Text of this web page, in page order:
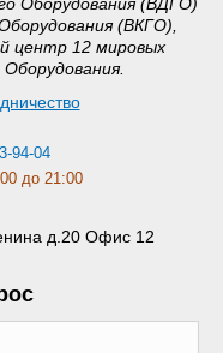
(ВКГО),
центр 12 мировых
94-04
до 21:00
д.20 Офис 12